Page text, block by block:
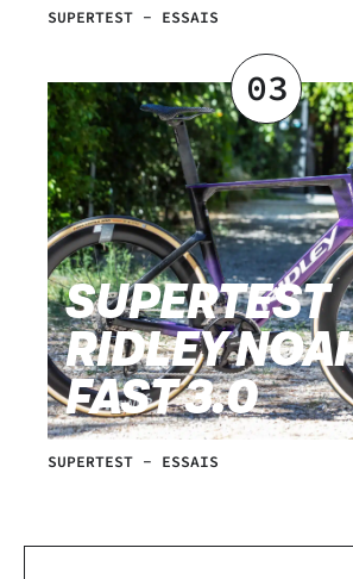
SUPERTEST - ESSAIS
03
SUPERTEST
RIDLEY
FAST 3.0
SUPERTEST - ESSAIS